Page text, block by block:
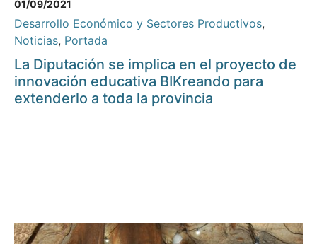
01/09/2021
Desarrollo Económico y Sectores Productivos,
Noticias, Portada
La Diputación se implica en el proyecto de
innovación educativa BIKreando para
extenderlo a toda la provincia